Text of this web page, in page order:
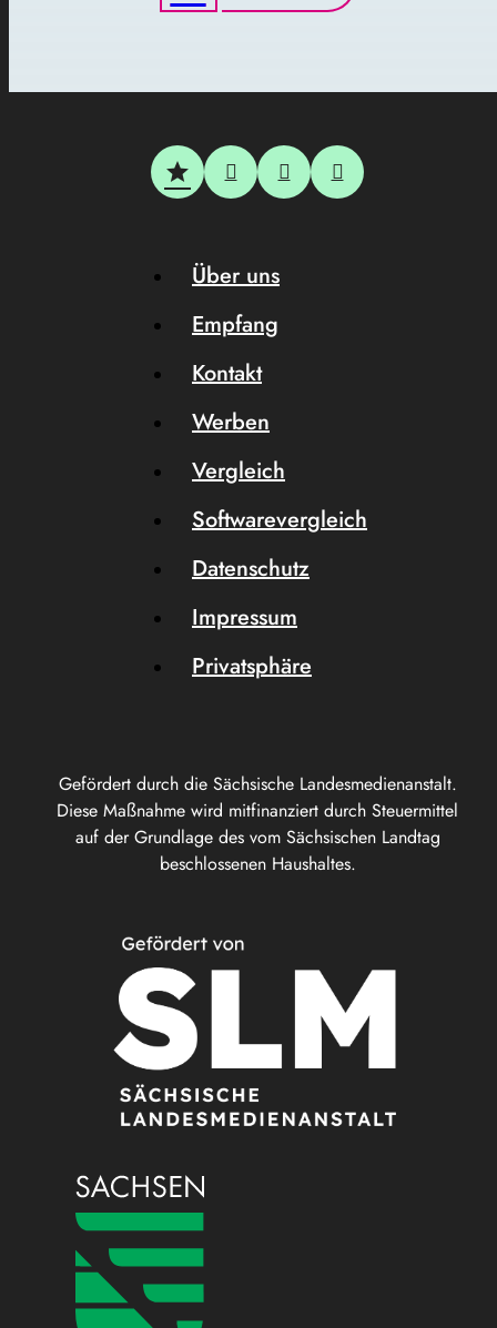
Gefördert durch die Sächsische Landesmedienanstalt.
Diese Maßnahme wird mitfinanziert durch Steuermittel
auf der Grundlage des vom Sächsischen Landtag
beschlossenen Haushaltes.
Über uns
Empfang
Kontakt
Werben
Vergleich
Softwarevergleich
Datenschutz
Impressum
Privatsphäre